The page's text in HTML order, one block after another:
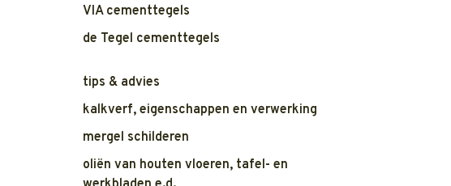
VIA cementtegels
de Tegel cementtegels
tips & advies
kalkverf, eigenschappen en verwerking
mergel schilderen
oliën van houten vloeren, tafel- en